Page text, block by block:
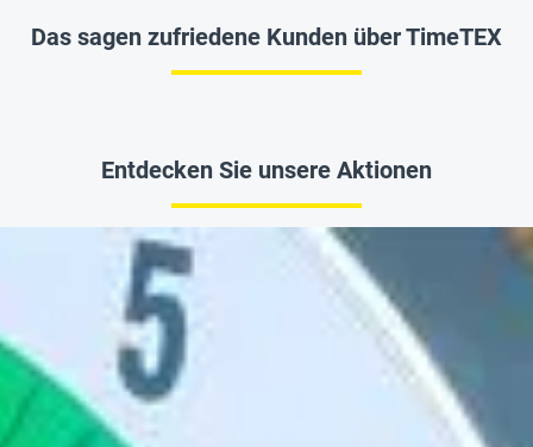
Das sagen zufriedene Kunden über TimeTEX
Entdecken Sie unsere Aktionen